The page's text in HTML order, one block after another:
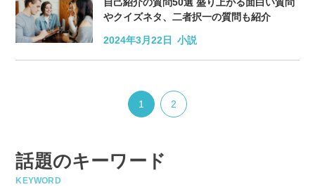
やクイズネタ、二者択一の質問も紹介
2024年3月22日 小説
1 2
話題のキーワード
KEYWORD